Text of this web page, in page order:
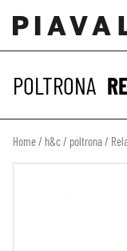
POLTRONA
Home/ h&c/ poltrona/